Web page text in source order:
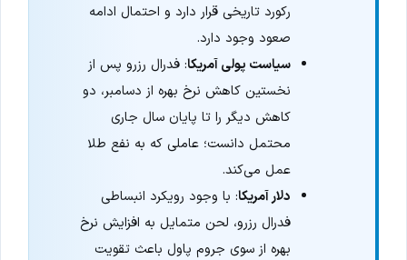
رکورد تاریخی قرار دارد و احتمال ادامه
صعود وجود دارد.
سیاست پولی آمریکا: فدرال رزرو پس از
نخستین کاهش نرخ بهره از دسامبر، دو
کاهش دیگر را تا پایان سال جاری
محتمل دانست؛ عاملی که به نفع طلا
عمل می‌کند.
دلار آمریکا: با وجود رویکرد انبساطی
فدرال رزرو، لحن متمایل به افزایش نرخ
بهره از سوی جروم پاول باعث تقویت